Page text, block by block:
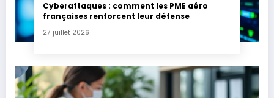
Cyberattaques : comment les PME aéro
françaises renforcent leur défense
27 juillet 2026